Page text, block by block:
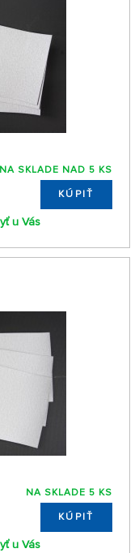
NA SKLADE NAD 5 KS
KÚPIŤ
u Vás
NA SKLADE 5 KS
KÚPIŤ
u Vás